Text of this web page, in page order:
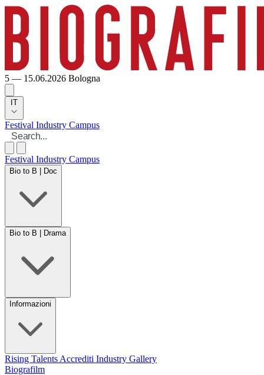
5 — 15.06.2026 Bologna
IT
Festival Industry Campus
Festival Industry Campus
Bio to B | Doc
Bio to B | Drama
Informazioni
Rising Talents Accrediti Industry Gallery
Biografilm